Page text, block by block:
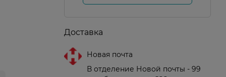
Доставка
Новая почта
В отделение Новой почты - 99